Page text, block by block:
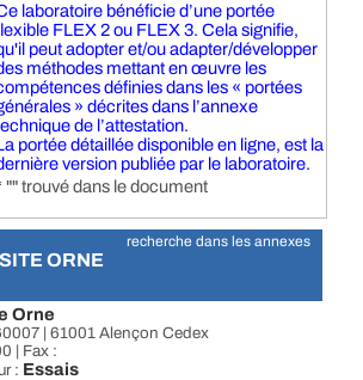
laboratoire bénéficie d’une portée
FLEX 2 ou FLEX 3. Cela signifie,
peut adopter et/ou adapter/développer
méthodes mettant en œuvre les
définies dans les « portées
» décrites dans l’annexe
de l’attestation.
portée détaillée disponible en ligne, est la
version publiée par le laboratoire.
"" trouvé dans le document
recherche dans les annexes
ORNE
Orne
| 61001 Alençon Cedex
| Fax :
: Essais